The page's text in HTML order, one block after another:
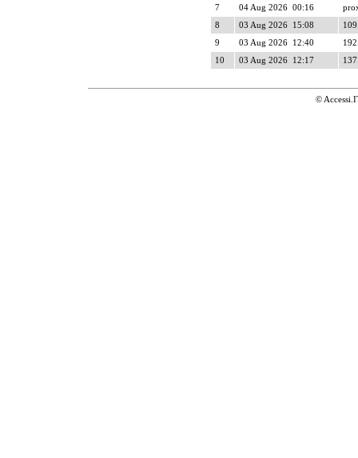
7
04 Aug 2026 00:16
8
03 Aug 2026 15:08
9
03 Aug 2026 12:40
10
03 Aug 2026 12:17
©